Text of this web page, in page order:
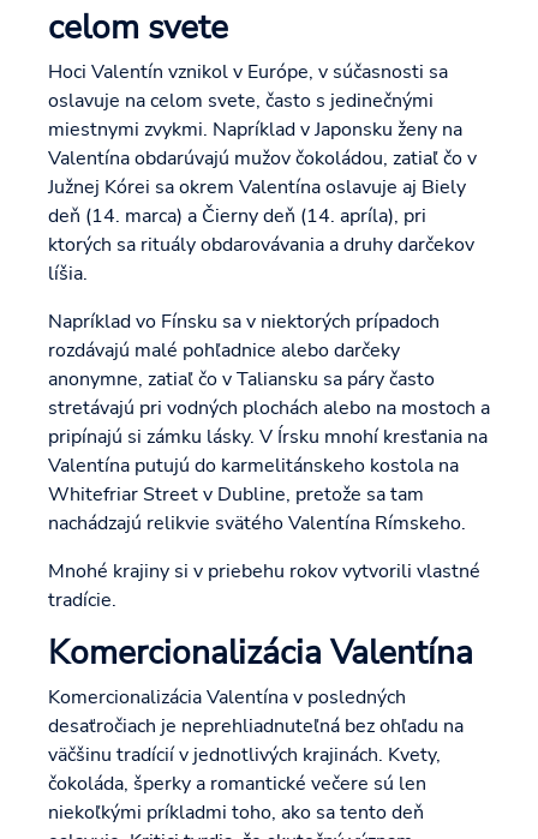
celom svete
Hoci Valentín vznikol v Európe, v súčasnosti sa
oslavuje na celom svete, často s jedinečnými
miestnymi zvykmi. Napríklad v Japonsku ženy na
Valentína obdarúvajú mužov čokoládou, zatiaľ čo v
Južnej Kórei sa okrem Valentína oslavuje aj Biely
deň (14. marca) a Čierny deň (14. apríla), pri
ktorých sa rituály obdarovávania a druhy darčekov
líšia.
Napríklad vo Fínsku sa v niektorých prípadoch
rozdávajú malé pohľadnice alebo darčeky
anonymne, zatiaľ čo v Taliansku sa páry často
stretávajú pri vodných plochách alebo na mostoch a
pripínajú si zámku lásky. V Írsku mnohí kresťania na
Valentína putujú do karmelitánskeho kostola na
Whitefriar Street v Dubline, pretože sa tam
nachádzajú relikvie svätého Valentína Rímskeho.
Mnohé krajiny si v priebehu rokov vytvorili vlastné
tradície.
Komercionalizácia Valentína
Komercionalizácia Valentína v posledných
desaťročiach je neprehliadnuteľná bez ohľadu na
väčšinu tradícií v jednotlivých krajinách. Kvety,
čokoláda, šperky a romantické večere sú len
niekoľkými príkladmi toho, ako sa tento deň